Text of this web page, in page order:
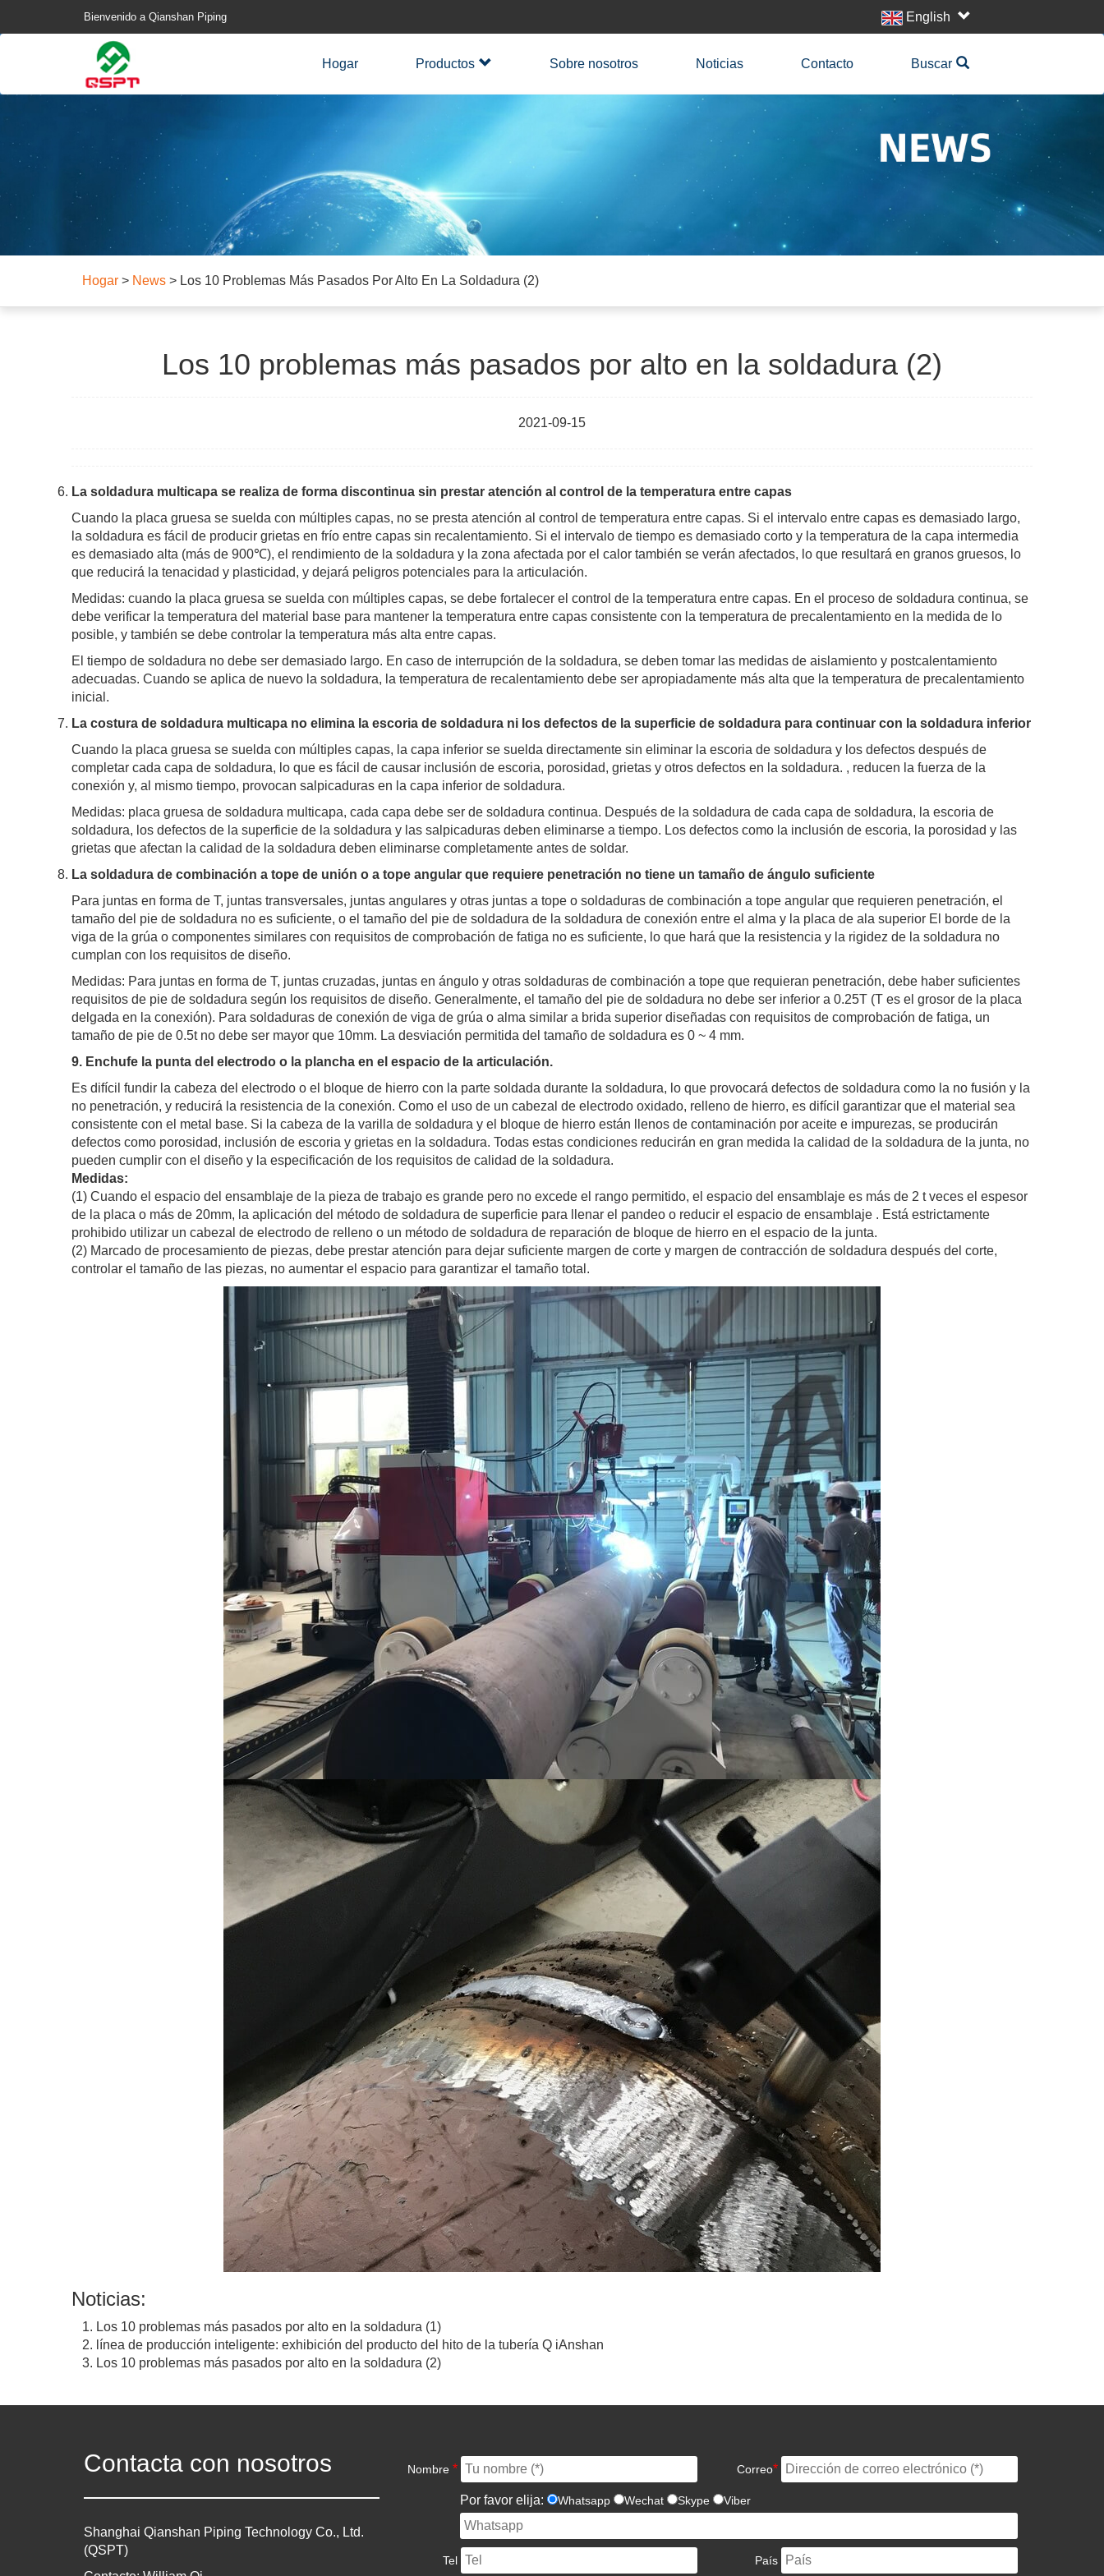
Bienvenido a Qianshan Piping English
Hogar Productos Sobre nosotros Noticias Contacto Buscar
Hogar > News > Los 10 Problemas Más Pasados ​​por Alto En La Soldadura (2)
Los 10 problemas más pasados ​​por alto en la soldadura (2)
2021-09-15
La soldadura multicapa se realiza de forma discontinua sin prestar atención al control de la temperatura entre capas
Cuando la placa gruesa se suelda con múltiples capas, no se presta atención al control de temperatura entre capas. Si el intervalo entre capas es demasiado largo,
la soldadura es fácil de producir grietas en frío entre capas sin recalentamiento. Si el intervalo de tiempo es demasiado corto y la temperatura de la capa intermedia
es demasiado alta (más de 900℃), el rendimiento de la soldadura y la zona afectada por el calor también se verán afectados, lo que resultará en granos gruesos, lo
que reducirá la tenacidad y plasticidad, y dejará peligros potenciales para la articulación.
Medidas: cuando la placa gruesa se suelda con múltiples capas, se debe fortalecer el control de la temperatura entre capas. En el proceso de soldadura continua, se
debe verificar la temperatura del material base para mantener la temperatura entre capas consistente con la temperatura de precalentamiento en la medida de lo
posible, y también se debe controlar la temperatura más alta entre capas.
El tiempo de soldadura no debe ser demasiado largo. En caso de interrupción de la soldadura, se deben tomar las medidas de aislamiento y postcalentamiento
adecuadas. Cuando se aplica de nuevo la soldadura, la temperatura de recalentamiento debe ser apropiadamente más alta que la temperatura de precalentamiento
inicial.
La costura de soldadura multicapa no elimina la escoria de soldadura ni los defectos de la superficie de soldadura para continuar con la soldadura inferior
Cuando la placa gruesa se suelda con múltiples capas, la capa inferior se suelda directamente sin eliminar la escoria de soldadura y los defectos después de
completar cada capa de soldadura, lo que es fácil de causar inclusión de escoria, porosidad, grietas y otros defectos en la soldadura. , reducen la fuerza de la
conexión y, al mismo tiempo, provocan salpicaduras en la capa inferior de soldadura.
Medidas: placa gruesa de soldadura multicapa, cada capa debe ser de soldadura continua. Después de la soldadura de cada capa de soldadura, la escoria de
soldadura, los defectos de la superficie de la soldadura y las salpicaduras deben eliminarse a tiempo. Los defectos como la inclusión de escoria, la porosidad y las
grietas que afectan la calidad de la soldadura deben eliminarse completamente antes de soldar.
La soldadura de combinación a tope de unión o a tope angular que requiere penetración no tiene un tamaño de ángulo suficiente
Para juntas en forma de T, juntas transversales, juntas angulares y otras juntas a tope o soldaduras de combinación a tope angular que requieren penetración, el
tamaño del pie de soldadura no es suficiente, o el tamaño del pie de soldadura de la soldadura de conexión entre el alma y la placa de ala superior El borde de la
viga de la grúa o componentes similares con requisitos de comprobación de fatiga no es suficiente, lo que hará que la resistencia y la rigidez de la soldadura no
cumplan con los requisitos de diseño.
Medidas: Para juntas en forma de T, juntas cruzadas, juntas en ángulo y otras soldaduras de combinación a tope que requieran penetración, debe haber suficientes
requisitos de pie de soldadura según los requisitos de diseño. Generalmente, el tamaño del pie de soldadura no debe ser inferior a 0.25T (T es el grosor de la placa
delgada en la conexión). Para soldaduras de conexión de viga de grúa o alma similar a brida superior diseñadas con requisitos de comprobación de fatiga, un
tamaño de pie de 0.5t no debe ser mayor que 10mm. La desviación permitida del tamaño de soldadura es 0 ~ 4 mm.
9. Enchufe la punta del electrodo o la plancha en el espacio de la articulación.
Es difícil fundir la cabeza del electrodo o el bloque de hierro con la parte soldada durante la soldadura, lo que provocará defectos de soldadura como la no fusión y la
no penetración, y reducirá la resistencia de la conexión. Como el uso de un cabezal de electrodo oxidado, relleno de hierro, es difícil garantizar que el material sea
consistente con el metal base. Si la cabeza de la varilla de soldadura y el bloque de hierro están llenos de contaminación por aceite e impurezas, se producirán
defectos como porosidad, inclusión de escoria y grietas en la soldadura. Todas estas condiciones reducirán en gran medida la calidad de la soldadura de la junta, no
pueden cumplir con el diseño y la especificación de los requisitos de calidad de la soldadura.
Medidas:
(1) Cuando el espacio del ensamblaje de la pieza de trabajo es grande pero no excede el rango permitido, el espacio del ensamblaje es más de 2 t veces el espesor
de la placa o más de 20mm, la aplicación del método de soldadura de superficie para llenar el pandeo o reducir el espacio de ensamblaje . Está estrictamente
prohibido utilizar un cabezal de electrodo de relleno o un método de soldadura de reparación de bloque de hierro en el espacio de la junta.
(2) Marcado de procesamiento de piezas, debe prestar atención para dejar suficiente margen de corte y margen de contracción de soldadura después del corte,
controlar el tamaño de las piezas, no aumentar el espacio para garantizar el tamaño total.
Noticias:
Los 10 problemas más pasados ​​por alto en la soldadura (1)
línea de producción inteligente: exhibición del producto del hito de la tubería Q iAnshan
Los 10 problemas más pasados ​​por alto en la soldadura (2)
Contacta con nosotros
Shanghai Qianshan Piping Technology Co., Ltd.
(QSPT)
Nombre * Correo*
Por favor elija: Whatsapp Wechat Skype Viber
Tel País